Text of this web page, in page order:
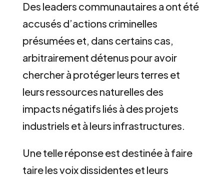
Des leaders communautaires a ont été
accusés d’actions criminelles
présumées et, dans certains cas,
arbitrairement détenus pour avoir
chercher à protéger leurs terres et
leurs ressources naturelles des
impacts négatifs liés à des projets
industriels et à leurs infrastructures.
Une telle réponse est destinée à faire
taire les voix dissidentes et leurs